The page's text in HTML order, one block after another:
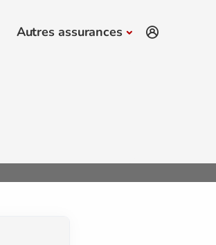
Autres assurances